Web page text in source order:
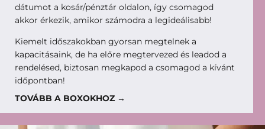
dátumot a kosár/pénztár oldalon, így csomagod
akkor érkezik, amikor számodra a legideálisabb!
Kiemelt időszakokban gyorsan megtelnek a
kapacitásaink, de ha előre megtervezed és leadod a
rendelésed, biztosan megkapod a csomagod a kívánt
időpontban!
TOVÁBB A BOXOKHOZ →